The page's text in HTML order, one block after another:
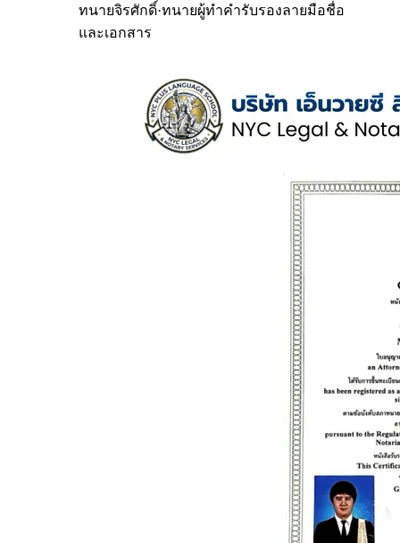
ทนายจิรศักดิ์·ทนายผู้ทำคำรับรองลายมือชื่อ
และเอกสาร